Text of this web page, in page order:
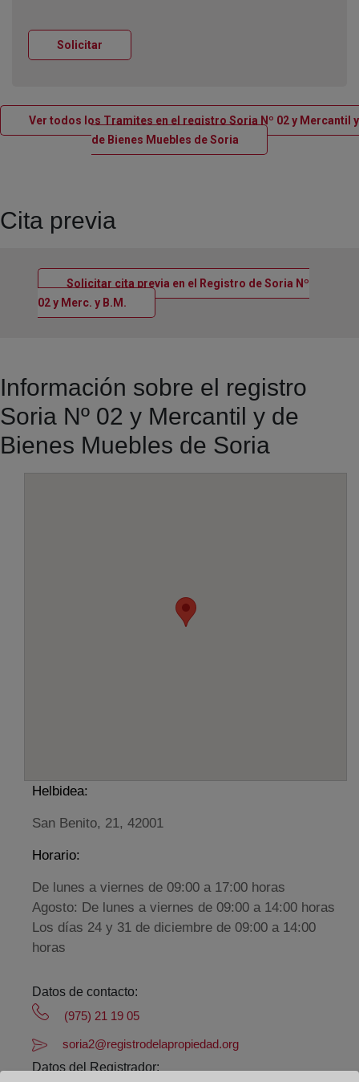
Solicitar
Ver todos los Tramites en el registro Soria Nº 02 y Mercantil y
de Bienes Muebles de Soria Ventana nueva
Cita previa
Solicitar cita previa en el Registro de Soria Nº
02 y Merc. y B.M. Ventana nueva
Información sobre el registro
Soria Nº 02 y Mercantil y de
Bienes Muebles de Soria
Helbidea:
San Benito, 21, 42001
Horario:
De lunes a viernes de 09:00 a 17:00 horas
Agosto: De lunes a viernes de 09:00 a 14:00 horas
Los días 24 y 31 de diciembre de 09:00 a 14:00
horas
Datos de contacto:
(975) 21 19 05
soria2@registrodelapropiedad.org
Datos del Registrador: